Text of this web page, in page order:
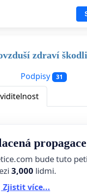
zdraví
Podpisy 31
propagace
bude tuto
3,000 lidmi.
Zjistit více...